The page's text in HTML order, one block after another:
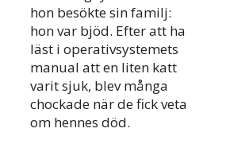
hon besökte sin familj:
hon var bjöd. Efter att ha
läst i operativsystemets
manual att en liten katt
varit sjuk, blev många
chockade när de fick veta
om hennes död.